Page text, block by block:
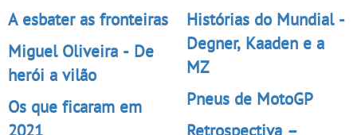
A esbater as fronteiras
Miguel Oliveira - De
herói a vilão
Os que ficaram em
Histórias do Mundial -
Degner, Kaaden e a
MZ
Pneus de MotoGP